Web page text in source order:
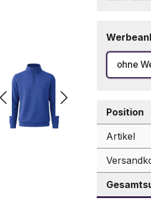
ohne
Position
Artikel